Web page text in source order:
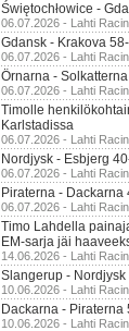
Świętochłowice -
06.07.2026 - Lahti
Gdansk - Krakova
06.07.2026 - Lahti
Örnarna -
06.07.2026 - Lahti
Timolle
Karlstadissa
06.07.2026 - Lahti
Nordjysk - Esbjerg
06.07.2026 - Lahti
Piraterna - Dackarna
06.07.2026 - Lahti
Timo Lahdella
EM-sarja jäi
14.06.2026 - Lahti
Slangerup - Nordjysk
10.06.2026 - Lahti
Dackarna - Piraterna
10.06.2026 - Lahti